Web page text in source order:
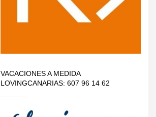
VACACIONES A MEDIDA
LOVINGCANARIAS: 607 96 14 62